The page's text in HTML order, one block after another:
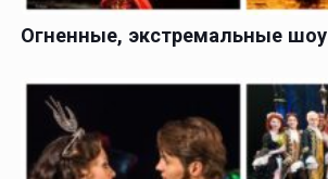
Огненные, экстремальные шоу